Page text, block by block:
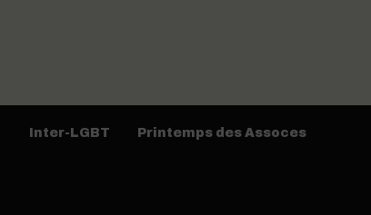
Inter-LGBT Printemps des Assoces